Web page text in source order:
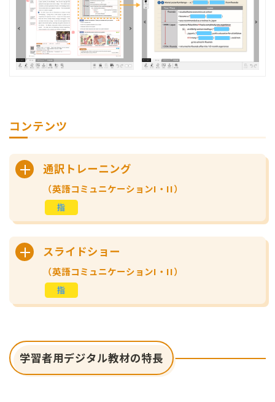
コンテンツ
通訳トレーニング
（英語コミュニケーションI・II）
スライドショー
（英語コミュニケーションI・II）
学習者用デジタル教材の特長